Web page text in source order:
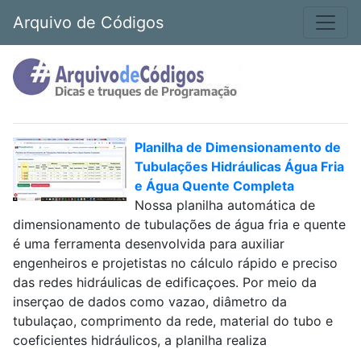
Arquivo de Códigos
Planilha de Dimensionamento de
Tubulações Hidráulicas Água Fria
e Água Quente Completa
Nossa planilha automática de
dimensionamento de tubulações de água fria e quente
é uma ferramenta desenvolvida para auxiliar
engenheiros e projetistas no cálculo rápido e preciso
das redes hidráulicas de edificaçoes. Por meio da
inserçao de dados como vazao, diâmetro da
tubulaçao, comprimento da rede, material do tubo e
coeficientes hidráulicos, a planilha realiza